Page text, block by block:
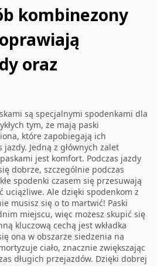
kombinezony
oraz
są specjalnymi spodenkami dla
tym, że mają paski
które zapobiegają ich
Jedną z głównych zalet
jest komfort. Podczas jazdy
dobrze, szczególnie podczas
spodenki czasem się przesuwają
uciążliwe. Ale dzięki spodenkom z
musisz się o to martwić! Paski
miejscu, więc możesz skupić się
kluczową cechą jest wkładka
ona w obszarze siedzenia na
ciało, znacznie zwiększając
długich przejazdów. Dzięki dobrej